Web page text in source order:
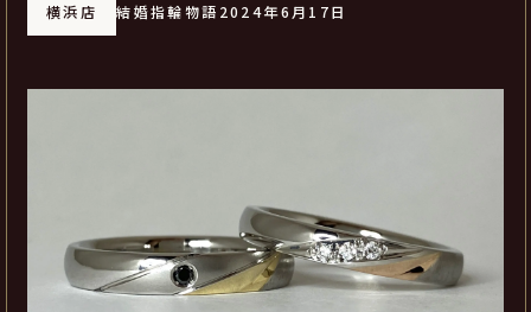
横浜店 結婚指輪物語 2024年6月17日